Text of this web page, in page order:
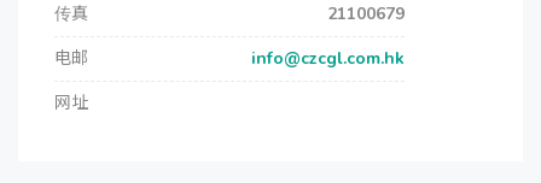
传真
21100679
电邮
info@czcgl.com.hk
网址